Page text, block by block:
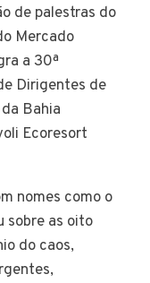
de palestras do
Mercado
a 30ª
Dirigentes de
Bahia
Ecoresort
nomes como o
sobre as oito
do caos,